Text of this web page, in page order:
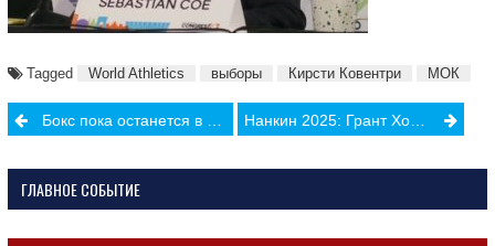
Tagged World Athletics выборы Кирсти Ковентри МОК
PostБокс пока останется в программе Олимпийских игр Нанкин 2025: Грант Холлоуэй стал трехкратным чемпионом мина в беге на 60 м с барьерами
ГЛАВНОЕ СОБЫТИЕ